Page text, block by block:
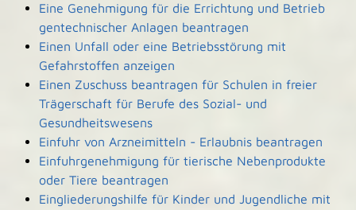
Eine Genehmigung für die Errichtung und Betrieb
gentechnischer Anlagen beantragen
Einen Unfall oder eine Betriebsstörung mit
Gefahrstoffen anzeigen
Einen Zuschuss beantragen für Schulen in freier
Trägerschaft für Berufe des Sozial- und
Gesundheitswesens
Einfuhr von Arzneimitteln - Erlaubnis beantragen
Einfuhrgenehmigung für tierische Nebenprodukte
oder Tiere beantragen
Eingliederungshilfe für Kinder und Jugendliche mit